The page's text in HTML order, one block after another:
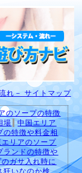
れ－ サイトマップ
のソープの特徴
場
中国エリア
の特徴や料金相
エリアのソープ
ランドの特徴や
ガサ入れ時に
狂いなのか検